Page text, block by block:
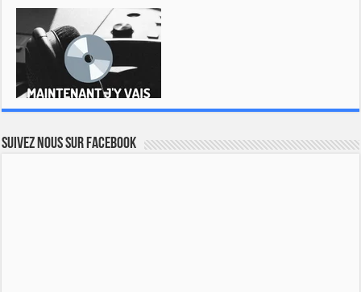
Suivez nous sur Facebook